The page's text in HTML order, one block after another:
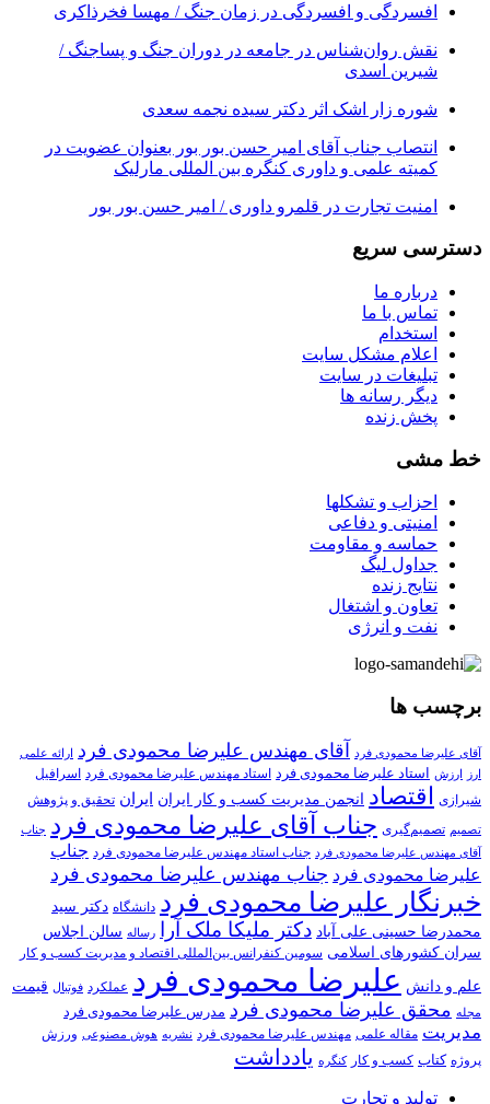
افسردگی و افسردگی در زمان جنگ / مهسا فخرذاکری
نقش روان‌شناس در جامعه در دوران جنگ و پساجنگ /
شیرین اسدی
شوره زار اشک اثر دکتر سیده نجمه سعدی
انتصاب جناب آقای امیر حسن بور بور بعنوان عضویت در
کمیته علمی و داوری کنگره بین المللی مارلیک
امنیت تجارت در قلمرو داوری / امیر حسن بور بور
دسترسی سریع
درباره ما
تماس با ما
استخدام
اعلام مشکل سایت
تبلیغات در سایت
ديگر رسانه ها
پخش زنده
خط مشی
احزاب و تشکلها
امنیتی و دفاعی
حماسه و مقاومت
جداول لیگ
نتایج زنده
تعاون و اشتغال
نفت و انرژی
برچسب ها
آقای علیرضا محمودی فرد آقای مهندس علیرضا محمودی فرد
ارائه علمی
ارز
ارزش استاد علیرضا محمودی فرد استاد مهندس علیرضا محمودی فرد
اسرافیل
شیرازی اقتصاد انجمن مدیریت کسب و کار ایران ایران تحقیق و پژوهش
تصمیم تصمیم‌گیری جناب آقای علیرضا محمودی فرد جناب
آقای مهندس علیرضا محمودی فرد جناب استاد مهندس علیرضا محمودی فرد جناب
علیرضا محمودی فرد جناب مهندس علیرضا محمودی فرد
خبرنگار علیرضا محمودی فرد دانشگاه دکتر سید
محمدرضا حسینی علی آباد دکتر ملیکا ملک آرا رساله سالن اجلاس
سران کشورهای اسلامی سومین کنفرانس بین‌المللی اقتصاد و مدیریت کسب و کار
علم و دانش علیرضا محمودی فرد عملکرد فوتبال قیمت
مجله محقق علیرضا محمودی فرد مدرس علیرضا محمودی فرد
مدیریت مقاله علمی مهندس علیرضا محمودی فرد نشریه هوش مصنوعی ورزش
پروژه کتاب کسب و کار کنگره یادداشت
تولید و تجارت